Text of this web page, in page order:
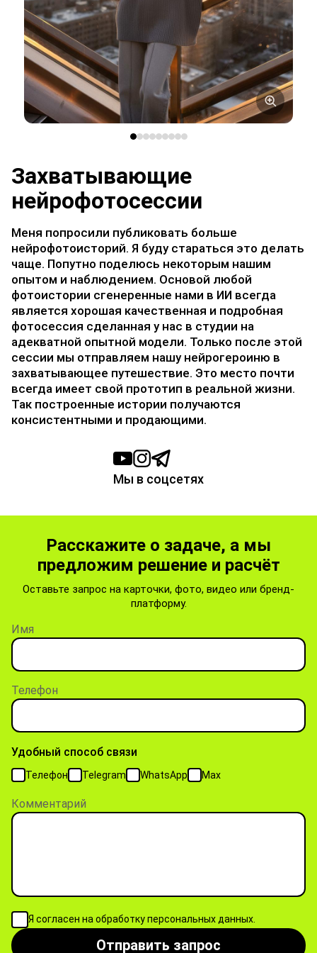
Захватывающие
нейрофотосессии
Меня попросили публиковать больше
нейрофотоисторий. Я буду стараться это делать
чаще. Попутно поделюсь некоторым нашим
опытом и наблюдением. Основой любой
фотоистории сгенеренные нами в ИИ всегда
является хорошая качественная и подробная
фотосессия сделанная у нас в студии на
адекватной опытной модели. Только после этой
сессии мы отправляем нашу нейрогероиню в
захватывающее путешествие. Это место почти
всегда имеет свой прототип в реальной жизни.
Так построенные истории получаются
консистентными и продающими.
Мы в соцсетях
Расскажите о задаче, а мы
предложим решение и расчёт
Оставьте запрос на карточки, фото, видео или бренд-
платформу.
Имя
Телефон
Удобный способ связи
Телефон Telegram WhatsApp Max
Комментарий
Я согласен на обработку персональных данных.
Отправить запрос